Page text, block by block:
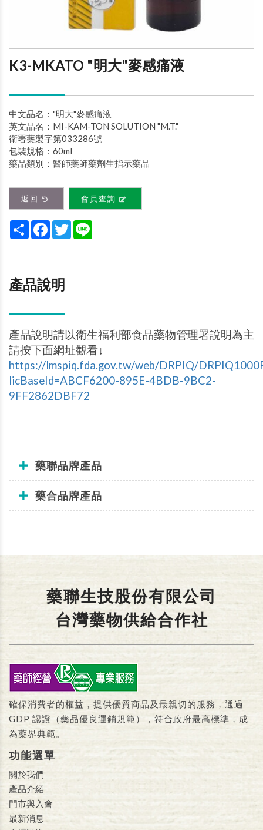
K3-MKATO "明大"麥感痛液
中文品名："明大"麥感痛液
英文品名：MI-KAM-TON SOLUTION "M.T."
衛署藥製字第033286號
包裝規格：60ml
藥品類別：醫師藥師藥劑生指示藥品
返回 會員查詢
Share Facebook
Twitter
產品說明
產品說明請以衛生福利部食品藥物管理署說明為主
請按下面網址觀看↓
https://lmspiq.fda.gov.tw/web/DRPIQ/
licBaseId=ABCF6200-895E-4BDB-9BC2-
9FF2862DBF72
藥聯品牌產品
藥合品牌產品
藥聯生技股份有限公司
台灣藥物供給合作社
確保消費者的權益，提供優質商品及最親切的服務，通過
GDP 認證（藥品優良運銷規範），符合政府最高標準，成
為藥界典範。
功能選單
關於我們
產品介紹
門市與入會
最新消息